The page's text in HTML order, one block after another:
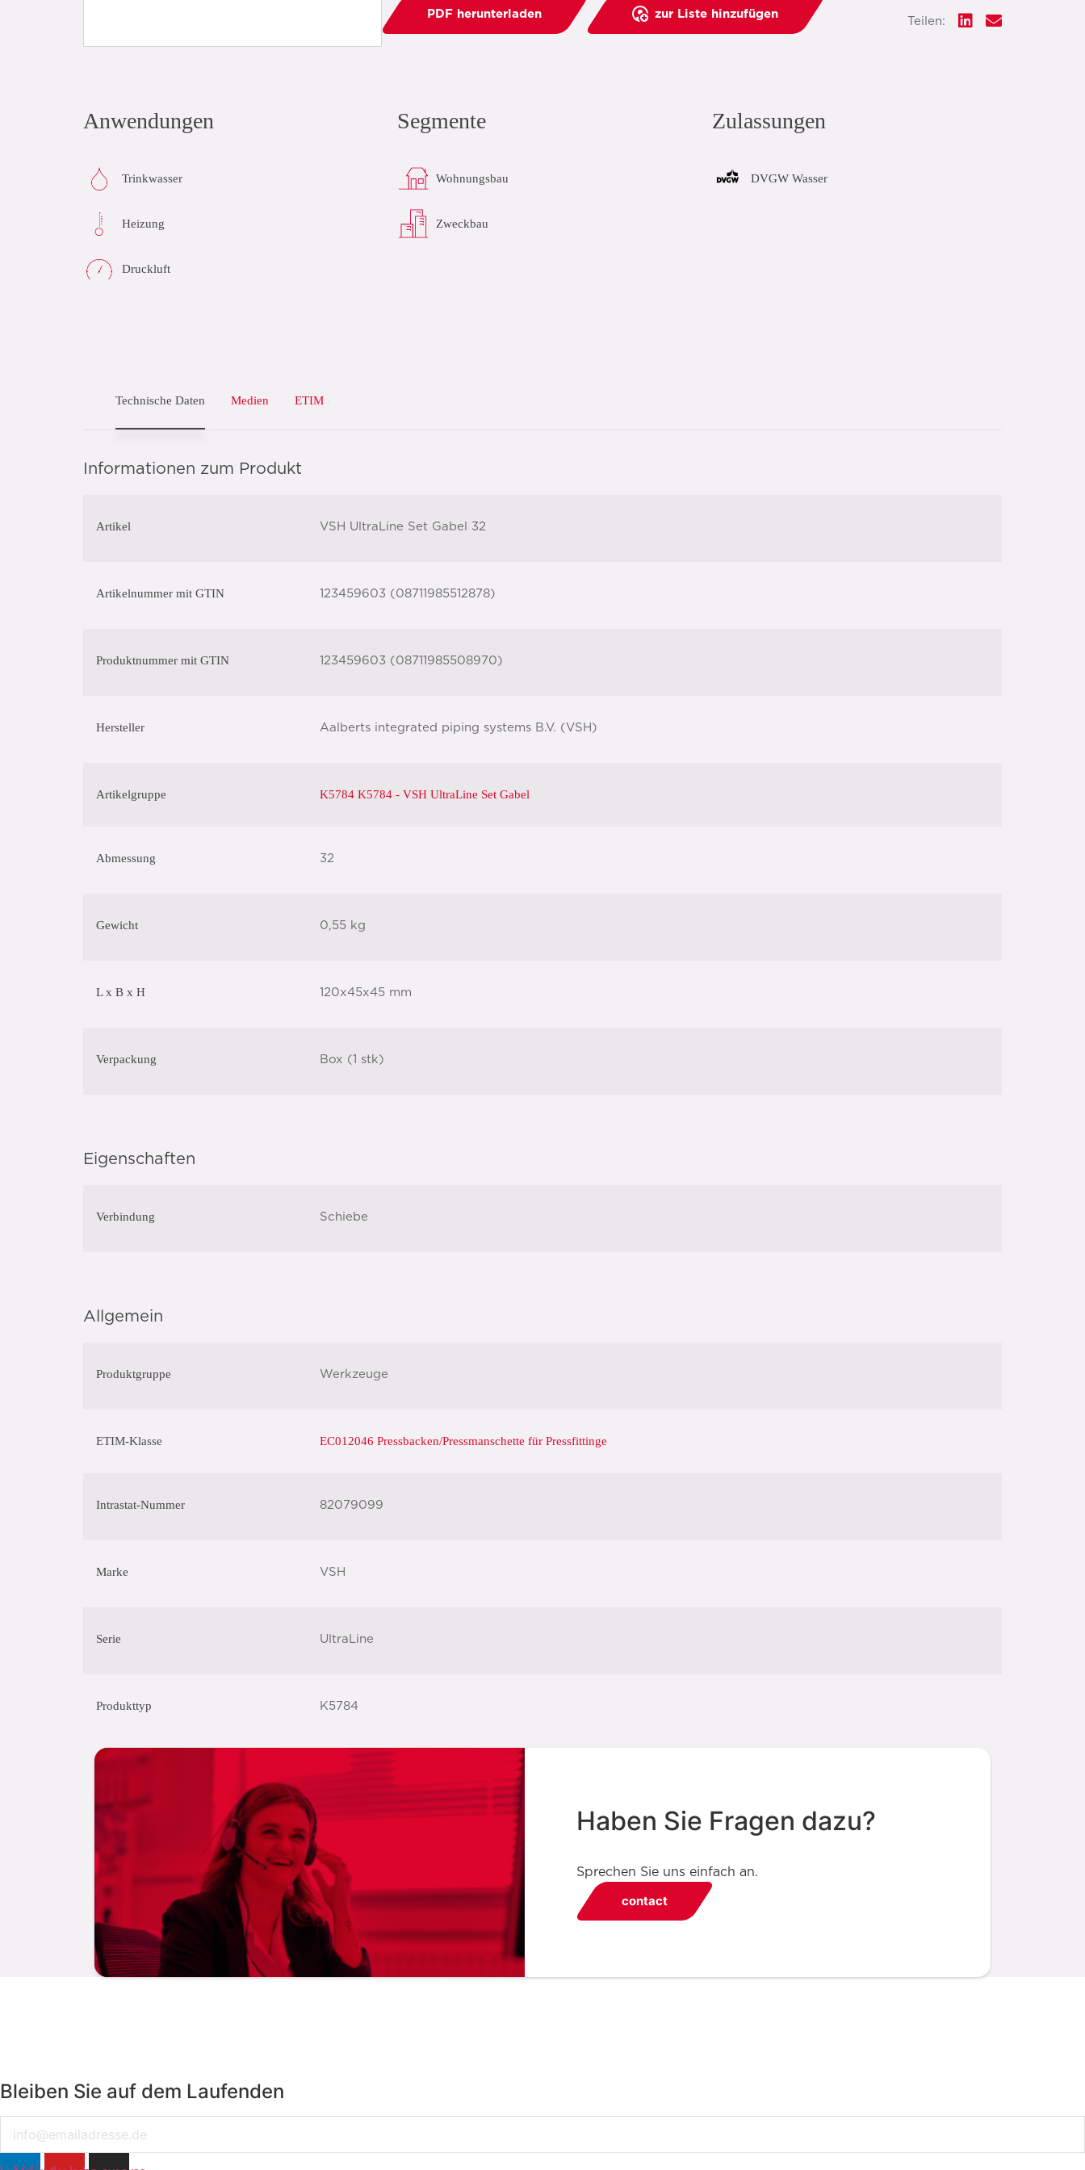
PDF herunterladen zur Liste hinzufügen
Teilen:
Anwendungen
Trinkwasser
Heizung
Druckluft
Segmente
Wohnungsbau
Zweckbau
Zulassungen
DVGW Wasser
Technische Daten Medien ETIM
Informationen zum Produkt
Artikel VSH UltraLine Set Gabel 32
Artikelnummer mit GTIN 123459603 (08711985512878)
Produktnummer mit GTIN 123459603 (08711985508970)
Hersteller Aalberts integrated piping systems B.V. (VSH)
Artikelgruppe K5784 K5784 - VSH UltraLine Set Gabel
Abmessung 32
Gewicht 0,55 kg
L x B x H 120x45x45 mm
Verpackung Box (1 stk)
Eigenschaften
Verbindung Schiebe
Allgemein
Produktgruppe Werkzeuge
ETIM-Klasse EC012046 Pressbacken/Pressmanschette für Pressfittinge
Intrastat-Nummer 82079099
Marke VSH
Serie UltraLine
Produkttyp K5784
Haben Sie Fragen dazu?
Sprechen Sie uns einfach an.
contact
Bleiben Sie auf dem Laufenden